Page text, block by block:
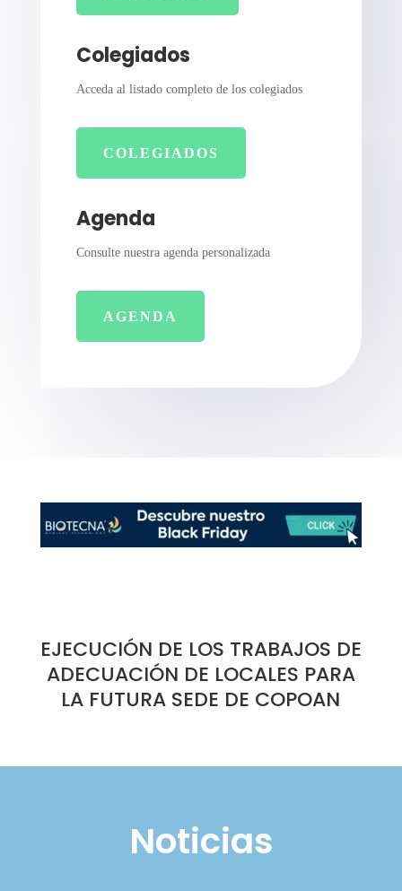
Colegiados
Acceda al listado completo de los colegiados
COLEGIADOS
Agenda
Consulte nuestra agenda personalizada
AGENDA
EJECUCIÓN DE LOS TRABAJOS DE
ADECUACIÓN DE LOCALES PARA
LA FUTURA SEDE DE COPOAN
Noticias